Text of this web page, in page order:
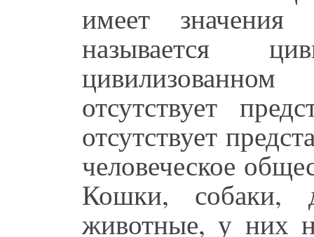
имеет значения
называется
отсутствует
отсутствует
человеческое
Кошки, собаки,
животные, у них